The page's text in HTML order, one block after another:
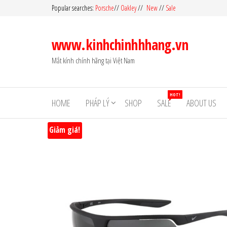
Popular searches: Porsche// Oakley// New// Sale
www.kinhchinhhhang.vn
Mắt kính chính hãng tại Việt Nam
HOME PHÁP LÝ SHOP SALE
HOT!
ABOUT US
Giảm giá!